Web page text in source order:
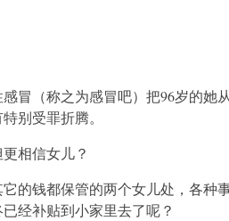
冒（称之为感冒吧）把96岁的她
别受罪折腾。
相信女儿？
的钱都保管的两个女儿处，各种
经补贴到小家里去了呢？